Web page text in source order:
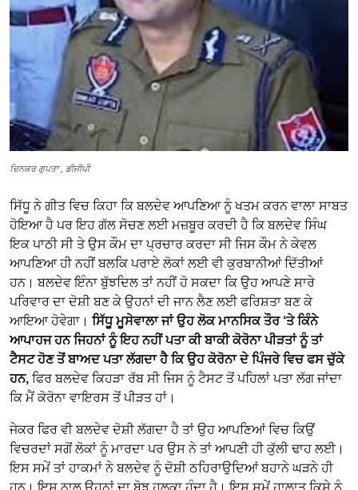
ਦਿਨਕਰ ਗੁਪਤਾ , ਡੀਜੀਪੀ
ਸਿੱਧੂ ਨੇ ਗੀਤ ਵਿਚ ਕਿਹਾ ਕਿ ਬਲਦੇਵ ਆਪਣਿਆ ਨੂੰ ਖਤਮ ਕਰਨ ਵਾਲਾ ਸਾਬਤ
ਹੋਇਆ ਹੈ ਪਰ ਇਹ ਗੱਲ ਸੋਚਣ ਲਈ ਮਜ਼ਬੂਰ ਕਰਦੀ ਹੈ ਕਿ ਬਲਦੇਵ ਸਿੰਘ
ਇਕ ਪਾਠੀ ਸੀ ਤੇ ਉਸ ਕੌਮ ਦਾ ਪ੍ਰਚਾਰ ਕਰਦਾ ਸੀ ਜਿਸ ਕੌਮ ਨੇ ਕੇਵਲ
ਆਪਣਿਆ ਹੀ ਨਹੀਂ ਬਲਕਿ ਪਰਾਏ ਲੋਕਾਂ ਲਈ ਵੀ ਕੁਰਬਾਨੀਆਂ ਦਿੱਤੀਆਂ
ਹਨ। ਬਲਦੇਵ ਇੰਨਾ ਬੁੱਝਦਿਲ ਤਾਂ ਨਹੀਂ ਹੋ ਸਕਦਾ ਕਿ ਉਹ ਆਪਣੇ ਸਾਰੇ
ਪਰਿਵਾਰ ਦਾ ਦੋਸ਼ੀ ਬਣ ਕੇ ਉਹਨਾਂ ਦੀ ਜਾਨ ਲੈਣ ਲਈ ਫਰਿਸ਼ਤਾ ਬਣ ਕੇ
ਆਇਆ ਹੋਵੇਗਾ। ਸਿੱਧੂ ਮੂਸੇਵਾਲਾ ਜਾਂ ਉਹ ਲੋਕ ਮਾਨਸਿਕ ਤੌਰ ‘ਤੇ ਕਿੰਨੇ
ਆਪਾਹਜ ਹਨ ਜਿਹਨਾਂ ਨੂੰ ਇਹ ਨਹੀਂ ਪਤਾ ਕੀ ਬਾਕੀ ਕੋਰੋਨਾ ਪੀੜਤਾਂ ਨੂੰ ਤਾਂ
ਟੈਸਟ ਹੋਣ ਤੋਂ ਬਾਅਦ ਪਤਾ ਲੱਗਦਾ ਹੈ ਕਿ ਉਹ ਕੋਰੋਨਾ ਦੇ ਪਿੰਜਰੇ ਵਿਚ ਫਸ ਚੁੱਕੇ
ਹਨ, ਫਿਰ ਬਲਦੇਵ ਕਿਹੜਾ ਰੱਬ ਸੀ ਜਿਸ ਨੂੰ ਟੈਸਟ ਤੋਂ ਪਹਿਲਾਂ ਪਤਾ ਲੱਗ ਜਾਂਦਾ
ਕਿ ਮੈਂ ਕੋਰੋਨਾ ਵਾਇਰਸ ਤੋਂ ਪੀੜਤ ਹਾਂ।
ਜੇਕਰ ਫਿਰ ਵੀ ਬਲਦੇਵ ਦੋਸ਼ੀ ਲੱਗਦਾ ਹੈ ਤਾਂ ਉਹ ਆਪਣਿਆਂ ਵਿਚ ਕਿਉਂ
ਵਿਚਰਦਾਂ ਸਗੋਂ ਲੋਕਾਂ ਨੂੰ ਮਾਰਦਾ ਪਰ ਉਸ ਨੇ ਤਾਂ ਆਪਣੀ ਹੀ ਕੁੱਲੀ ਢਾਹ ਲਈ।
ਇਸ ਸਮੇਂ ਤਾਂ ਹਾਕਮਾਂ ਨੇ ਬਲਦੇਵ ਨੂੰ ਦੋਸ਼ੀ ਠਹਿਰਾਉਦਿਆਂ ਬਹਾਨੇ ਘੜਨੇ ਹੀ